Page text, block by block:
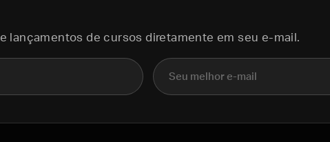
lançamentos de cursos diretamente em seu e-mail.
E-mail